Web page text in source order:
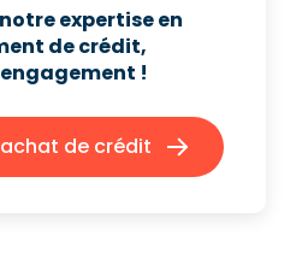
expertise en
de crédit,
!
de crédit